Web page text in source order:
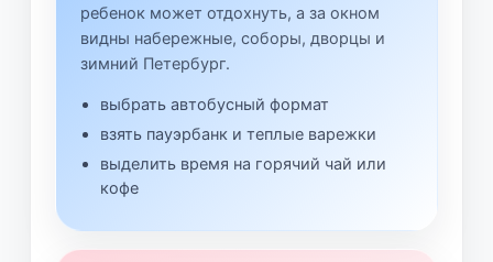
ребенок может отдохнуть, а за окном
видны набережные, соборы, дворцы и
зимний Петербург.
выбрать автобусный формат
взять пауэрбанк и теплые варежки
выделить время на горячий чай или
кофе